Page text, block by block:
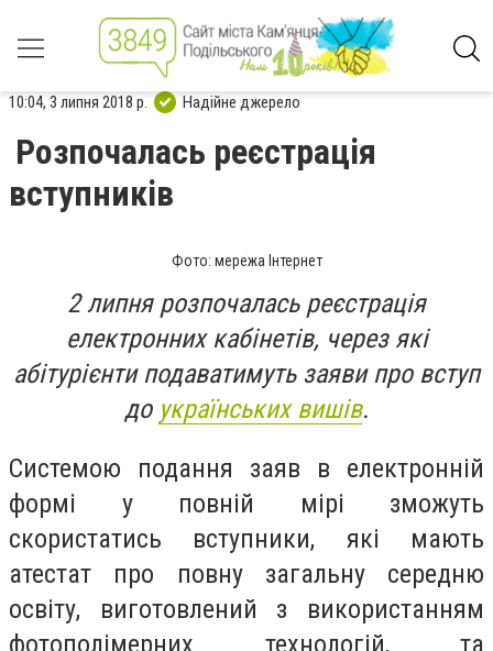
10:04, 3 липня 2018 р. Надійне джерело
Розпочалась реєстрація
вступників
Фото: мережа Інтернет
2 липня розпочалась реєстрація
електронних кабінетів, через які
абітурієнти подаватимуть заяви про вступ
до українських вишів.
Системою подання заяв в електронній
формі у повній мірі зможуть
скористатись вступники, які мають
атестат про повну загальну середню
освіту, виготовлений з використанням
фотополімерних технологій, та